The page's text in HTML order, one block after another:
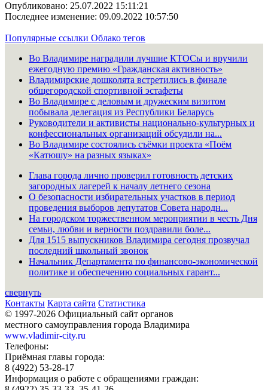
Опубликовано: 25.07.2022 15:11:21
Последнее изменение: 09.09.2022 10:57:50
Популярные ссылки Облако тегов
Во Владимире наградили лучшие КТОСы и вручили
ежегодную премию «Гражданская активность»
Владимирские дошколята встретились в финале
общегородской спортивной эстафеты
Во Владимире с деловым и дружеским визитом
побывала делегация из Республики Беларусь
Руководители и активисты национально-культурных и
конфессиональных организаций обсудили на...
Во Владимире состоялись съёмки проекта «Поём
«Катюшу» на разных языках»
Глава города лично проверил готовность детских
загородных лагерей к началу летнего сезона
О безопасности избирательных участков в период
проведения выборов депутатов Совета народн...
На городском торжественном мероприятии в честь Дня
семьи, любви и верности поздравили боле...
Для 1515 выпускников Владимира сегодня прозвучал
последний школьный звонок
Начальник Департамента по финансово-экономической
политике и обеспечению социальных гарант...
свернуть
Контакты Карта сайта Статистика
© 1997-2026 Официальный сайт органов
местного самоуправления города Владимира
www.vladimir-city.ru
Телефоны:
Приёмная главы города:
8 (4922) 53-28-17
Информация о работе с обращениями граждан: